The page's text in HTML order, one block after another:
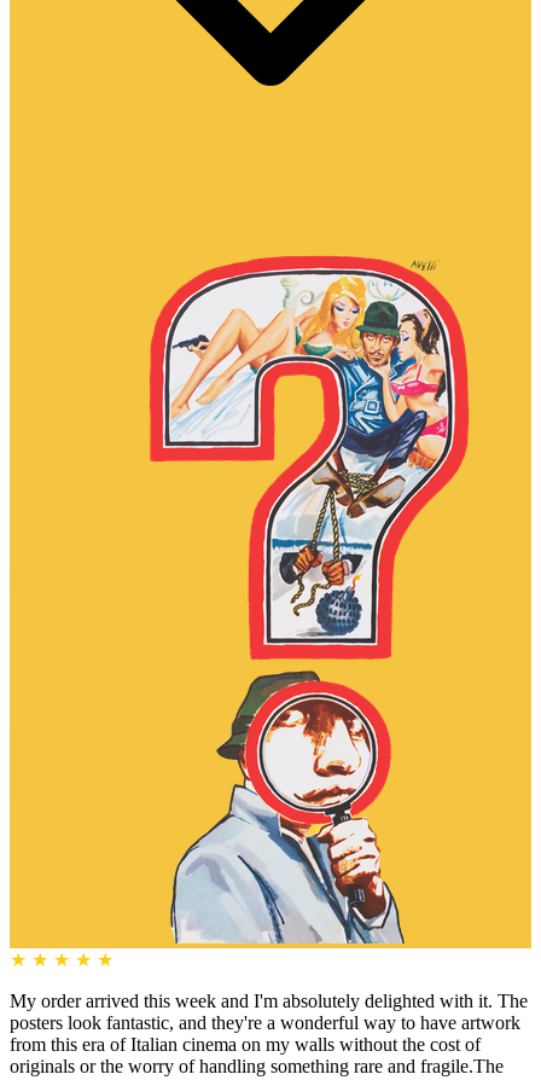
★ ★ ★ ★ ★
My order arrived this week and I'm absolutely delighted with it. The
posters look fantastic, and they're a wonderful way to have artwork
from this era of Italian cinema on my walls without the cost of
originals or the worry of handling something rare and fragile.The